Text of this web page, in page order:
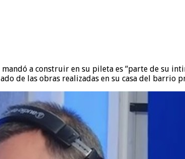
a construir en su pileta es “parte de su
de las obras realizadas en su casa del barrio